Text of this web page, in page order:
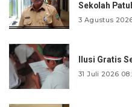
Sekolah
3 Agustus
Ilusi Gratis
31 Juli 2026